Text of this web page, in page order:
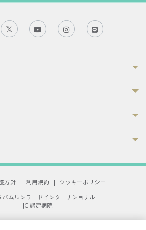
方針 | 利用規約 |
クッキーポリシー
ムルンラードインターナショナル
JCI認定病院